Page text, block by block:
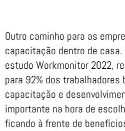
Outro caminho para as
capacitação dentro de casa.
estudo Workmonitor 2022,
para 92% dos trabalhadores
capacitação e
importante na hora de
ficando à frente de